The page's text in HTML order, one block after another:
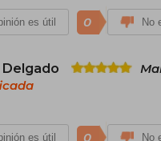
es útil 0 No
es útil 0 No